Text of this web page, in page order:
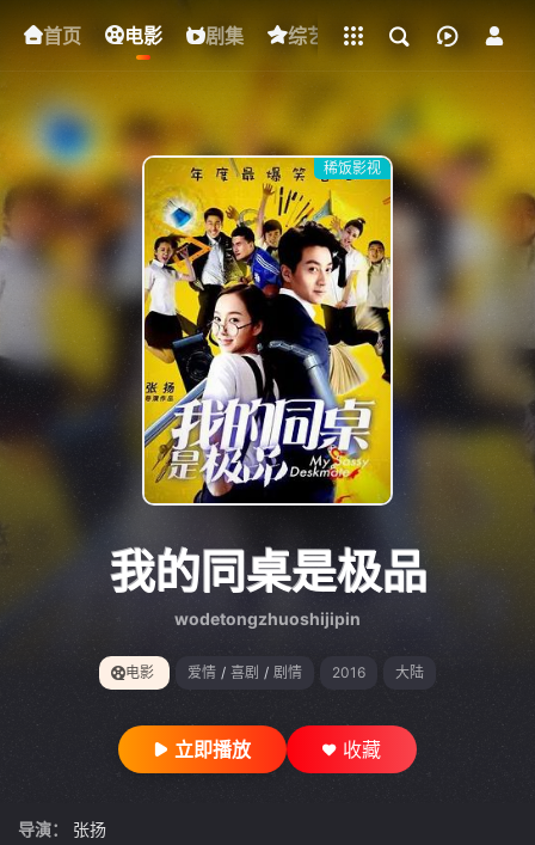
首页 电影 剧集 综艺 动漫 短剧
下载客户端
gt 0"}
稀饭影视
我的同桌是极品
wodetongzhuoshijipin
电影 爱情 / 喜剧 / 剧情 2016 大陆
立即播放 收藏
导演：
张扬